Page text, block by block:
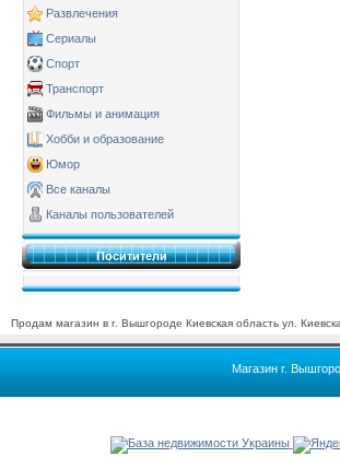
Развлечения
Сериалы
Спорт
Транспорт
Фильмы и анимация
Хобби и образование
Юмор
Все каналы
Каналы пользователей
Поситители
Продам магазин в г. Вышгороде Киевская область ул.
Магазин г.